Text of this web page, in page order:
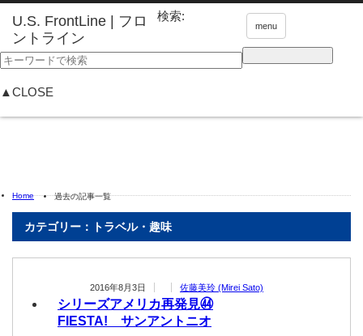
menu
検索:
▲CLOSE
Home 過去の記事一覧
カテゴリー：トラベル・趣味
2016年8月3日 佐藤美玲 (Mirei Sato)
シリーズアメリカ再発見㊹
FIESTA! サンアントニオ